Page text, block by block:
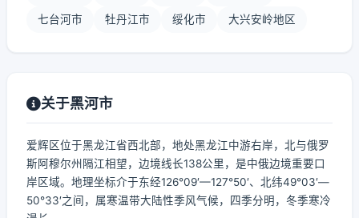
七台河市 牡丹江市 绥化市 大兴安岭地区
关于黑河市
爱辉区位于黑龙江省西北部，地处黑龙江中游右岸，北与俄罗
斯阿穆尔州隔江相望，边境线长138公里，是中俄边境重要口
岸区域。地理坐标介于东经126°09′—127°50′、北纬49°03′—
50°33′之间，属寒温带大陆性季风气候，四季分明，冬季寒冷